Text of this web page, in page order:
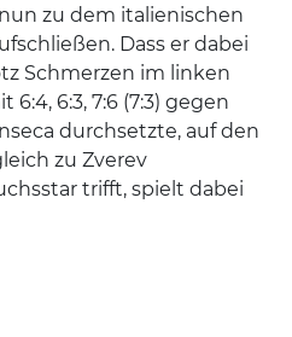
zu dem italienischen
Dass er dabei
Schmerzen im linken
6:3, 7:6 (7:3) gegen
durchsetzte, auf den
zu Zverev
trifft, spielt dabei